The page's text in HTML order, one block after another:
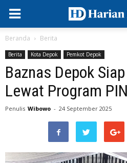
Beranda Berita
Berita Kota Depok Pemkot Depok
Baznas Depok
Lewat Program
Penulis Wibowo - 24 September 2025